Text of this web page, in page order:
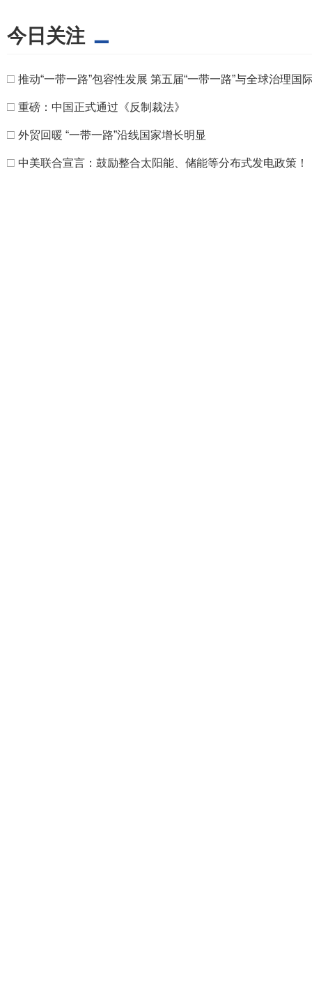
今日关注
□ 推动“一带一路”包容性发展 第五届“一带一路”与全球治理国
□ 重磅：中国正式通过《反制裁法》
□ 外贸回暖 “一带一路”沿线国家增长明显
□ 中美联合宣言：鼓励整合太阳能、储能等分布式发电政策！